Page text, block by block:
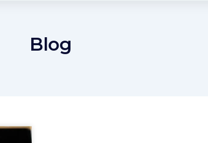
Blog